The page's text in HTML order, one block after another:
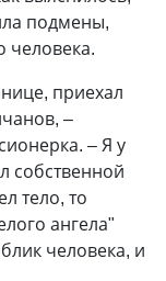
подмены,
человека.
приехал
–
– Я у
собственной
тело, то
ангела"
человека, и